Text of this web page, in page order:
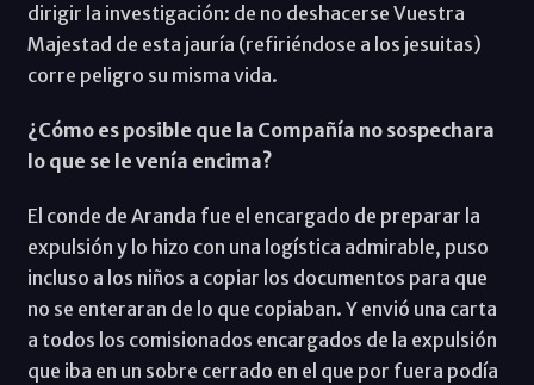
dirigir la investigación: de no deshacerse Vuestra
Majestad de esta jauría (refiriéndose a los jesuitas)
corre peligro su misma vida.
¿Cómo es posible que la Compañía no sospechara
lo que se le venía encima?
El conde de Aranda fue el encargado de preparar la
expulsión y lo hizo con una logística admirable, puso
incluso a los niños a copiar los documentos para que
no se enteraran de lo que copiaban. Y envió una carta
a todos los comisionados encargados de la expulsión
que iba en un sobre cerrado en el que por fuera podía